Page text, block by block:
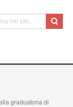
graduatoria di